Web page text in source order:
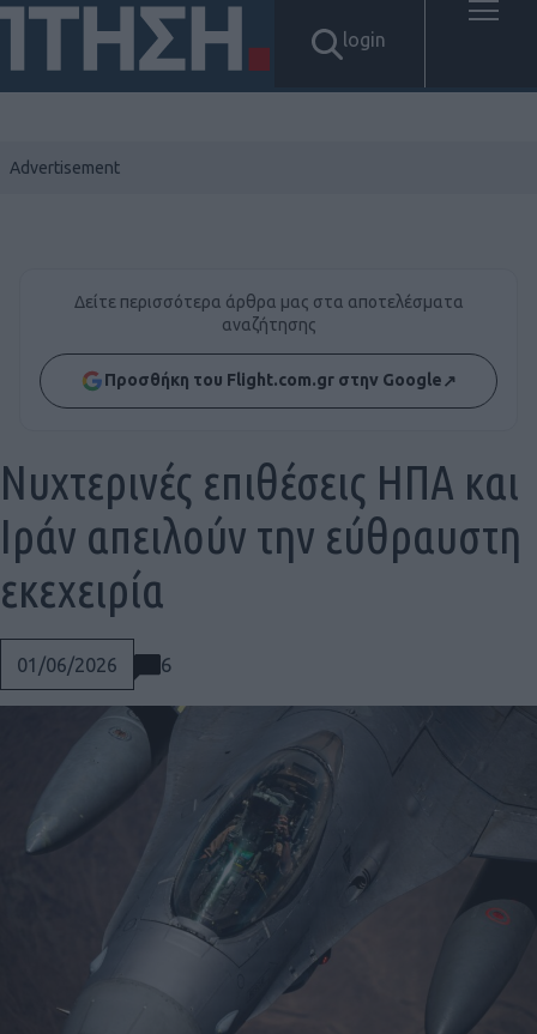
login
Social
Δείτε περισσότερα άρθρα μας στα αποτελέσματα
αναζήτησης
Προσθήκη του Flight.com.gr στην Google↗
01/06/2026 6
Νυχτερινές επιθέσεις ΗΠΑ και
Ιράν απειλούν την εύθραυστη
εκεχειρία